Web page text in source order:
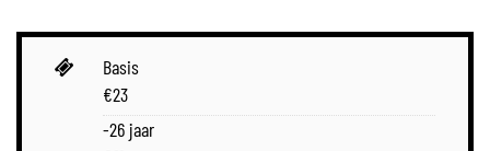
PrijsBasis
€23
-26 jaar